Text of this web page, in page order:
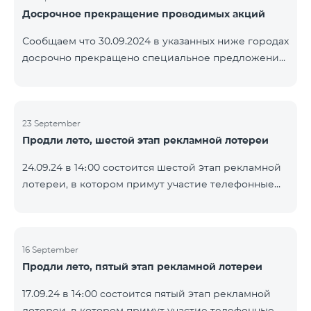
помощью генератора случайных чисел. Следите за
YouTube. Подробнее:
https://www.telecomarmenia.am/ru/B2S
Досрочное прекращение проводимых акций
Сообщаем что 30.09.2024 в указанных ниже городах
досрочно прекращено специальное предложение,
9900. Вайк Чаренцаван Ванадзор
23 September
Продли лето, шестой этап рекламной лотереи
24.09.24 в 14։00 состоится шестой этап рекламной
лотереи, в котором примут участие телефонные
Выигравшие номера телефонов будут выбраны с
помощью генератора случайных чисел. Следите за
YouTube. Подробнее:
16 September
Продли лето, пятый этап рекламной лотереи
17.09.24 в 14։00 состоится пятый этап рекламной